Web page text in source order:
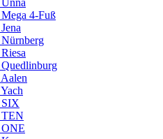
4-Fuß
Nürnberg
Quedlinburg
SIX
TEN
ONE